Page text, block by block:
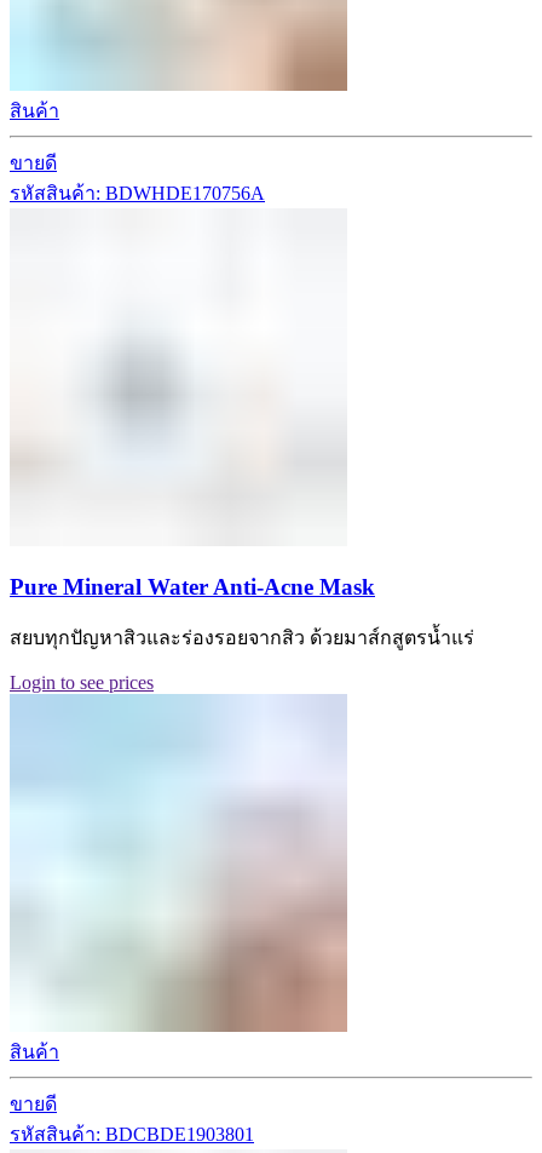
สินค้า
ขายดี
รหัสสินค้า: BDWHDE170756A
Pure Mineral Water Anti-Acne Mask
สยบทุกปัญหาสิวและร่องรอยจากสิว ด้วยมาส์กสูตรน้ำแร่
Login to see prices
สินค้า
ขายดี
รหัสสินค้า: BDCBDE1903801